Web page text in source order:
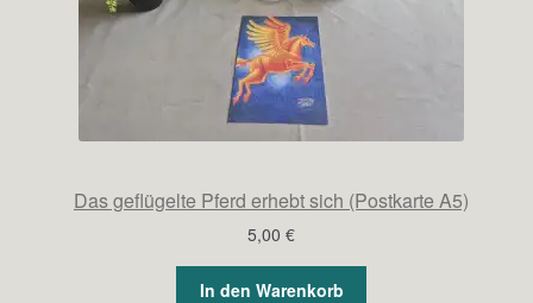
Das geflügelte Pferd erhebt sich (Postkarte A5)
5,00 €
In den Warenkorb